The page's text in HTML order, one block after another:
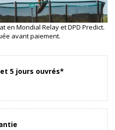
en Mondial Relay et DPD Predict.
avant paiement.
5 jours ouvrés*